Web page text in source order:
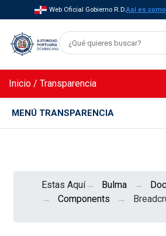
Web Oficial Gobierno R.D.Así es
Inicio / Transparencia
MENÚ TRANSPARENCIA
Estas Aquí Bulma
Components